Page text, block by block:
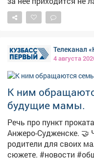
Мониторинга и
лист», который
вплоть до
поддавайся на
сомнительный
сделать репост или
о последствиях. 🚫 Если ты столкнулся с
подозрительным
немедленно прекрати
линия ФСБ: 8 800 224 22 22; ▫Горячая линия
Телеканал
4 августа
К ним
будущие мамы.
Речь про пункт
Анжеро-Судженске. 🤝 Что больше всего берут
родители для своих
сюжете.